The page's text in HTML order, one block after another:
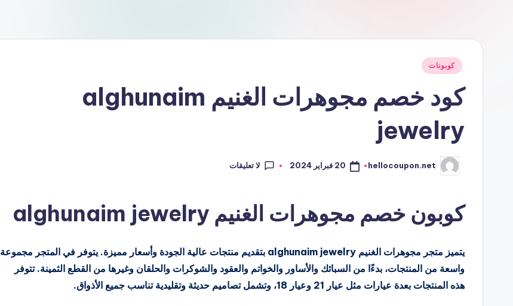
نُشركوبونات
كود خصم مجوهرات الغنيم alghunaim
jewelry
تمّ
النشر
hellocoupon.net 20 فبراير 2024 لا تعليقات
كوبون خصم مجوهرات الغنيم alghunaim jewelry
يتميز متجر مجوهرات الغنيم alghunaim jewelry بتقديم منتجات عالية الجودة وأسعار مميزة. يتوفر في المتجر مجموعة
واسعة من المنتجات، بدءًا من السبائك والأساور والخواتم والعقود والشوكرات والحلقان وغيرها من القطع الثمينة. تتوفر
هذه المنتجات بعدة عيارات مثل عيار 21 وعيار 18، وتشمل تصاميم حديثة وتقليدية تناسب جميع الأذواق.